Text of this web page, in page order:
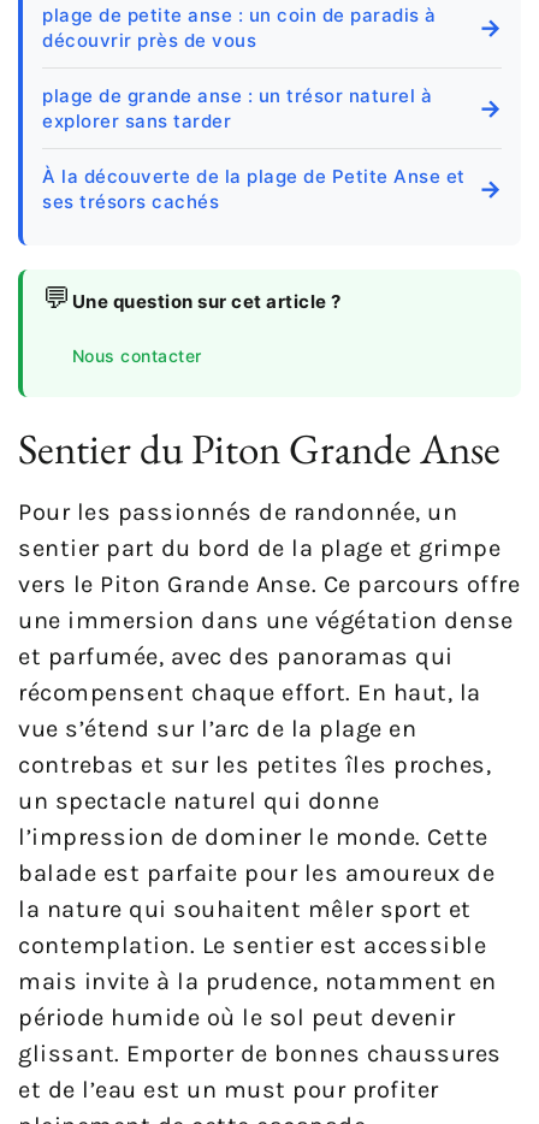
plage de petite anse : un coin de paradis à
découvrir près de vous
→
plage de grande anse : un trésor naturel à
explorer sans tarder
→
À la découverte de la plage de Petite Anse et
ses trésors cachés
→
💬 Une question sur cet article ?
Nous contacter
Sentier du Piton Grande Anse
Pour les passionnés de randonnée, un
sentier part du bord de la plage et grimpe
vers le Piton Grande Anse. Ce parcours offre
une immersion dans une végétation dense
et parfumée, avec des panoramas qui
récompensent chaque effort. En haut, la
vue s’étend sur l’arc de la plage en
contrebas et sur les petites îles proches,
un spectacle naturel qui donne
l’impression de dominer le monde. Cette
balade est parfaite pour les amoureux de
la nature qui souhaitent mêler sport et
contemplation. Le sentier est accessible
mais invite à la prudence, notamment en
période humide où le sol peut devenir
glissant. Emporter de bonnes chaussures
et de l’eau est un must pour profiter